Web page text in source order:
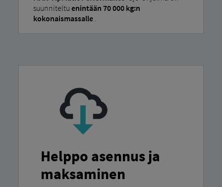
suunniteltu enintään 70 000 kg:n
kokonaismassalle.
Helppo asennus ja
maksaminen